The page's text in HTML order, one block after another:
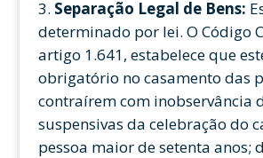
Separação Legal de Bens:
determinado por lei. O Código
artigo 1.641, estabelece que
obrigatório no casamento das
contraírem com inobservância
suspensivas da celebração do
pessoa maior de setenta anos;